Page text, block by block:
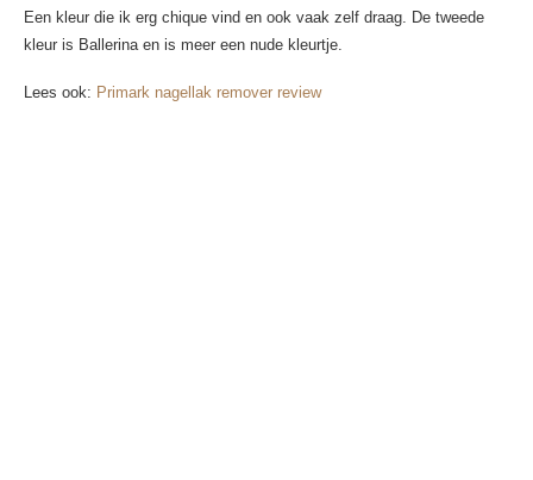
Een kleur die ik erg chique vind en ook vaak zelf draag. De tweede
kleur is Ballerina en is meer een nude kleurtje.
Lees ook: Primark nagellak remover review